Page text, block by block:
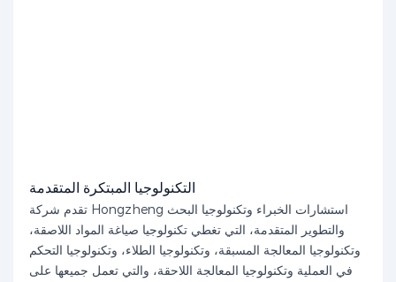
التكنولوجيا المبتكرة المتقدمة
تقدم شركة Hongzheng استشارات الخبراء وتكنولوجيا البحث
والتطوير المتقدمة، التي تغطي تكنولوجيا صياغة المواد اللاصقة،
وتكنولوجيا المعالجة المسبقة، وتكنولوجيا الطلاء، وتكنولوجيا التحكم
في العملية وتكنولوجيا المعالجة اللاحقة، والتي تعمل جميعها على